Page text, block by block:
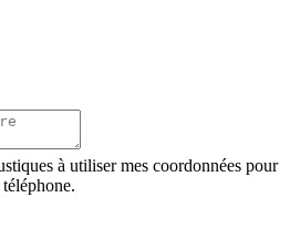
à utiliser mes coordonnées pour